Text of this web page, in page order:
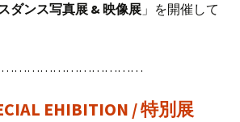
ダンス写真展 & 映像展 」を開催して
EHIBITION / 特別展